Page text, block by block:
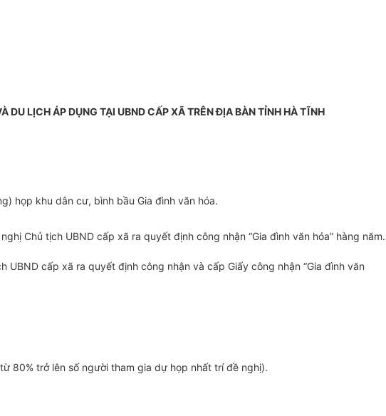
DU LỊCH ÁP DỤNG TẠI UBND CẤP XÃ TRÊN ĐỊA BÀN TỈNH HÀ TĨNH
họp khu dân cư, bình bầu Gia đình văn hóa.
Chủ tịch UBND cấp xã ra quyết định công nhận “Gia đình văn hóa” hàng năm.
cấp xã ra quyết định công nhận và cấp Giấy công nhận “Gia đình văn
80% trở lên số người tham gia dự họp nhất trí đề nghị).